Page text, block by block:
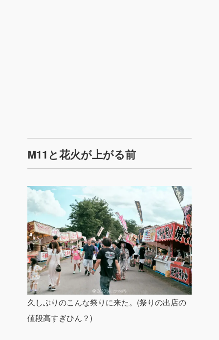
M11と花火が上がる前
久しぶりのこんな祭りに来た。(祭りの出店の
値段高すぎひん？)